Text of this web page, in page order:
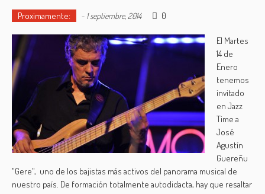
Proximamente: - 1 septiembre, 2014 0
El Martes
14 de
Enero
tenemos
invitado
en Jazz
Time a
José
Agustín
Guereñu
"Gere", uno de los bajistas más activos del panorama musical de
nuestro país. De formación totalmente autodidacta, hay que resaltar